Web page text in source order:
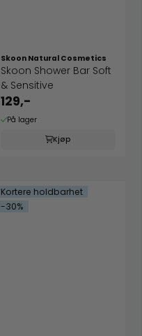
Skoon Natural Cosmetics
Skoon Shower Bar Soft
& Sensitive
129,-
På lager
Kjøp
Kortere holdbarhet
-30%